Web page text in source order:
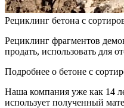
Рециклинг бетона с
Рециклинг фрагментов
продать, использовать для
Подробнее о бетоне с
Наша компания уже как 14
использует полученный